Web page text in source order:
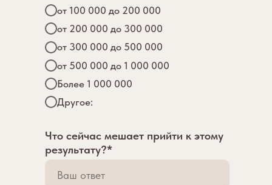
от 100 000 до 200 000
от 200 000 до 300 000
от 300 000 до 500 000
от 500 000 до 1 000 000
Более 1 000 000
Другое:
Что сейчас мешает прийти к этому
результату?*